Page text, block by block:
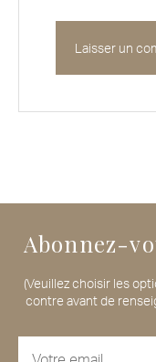
Abonnez-
(Veuillez choisir les
contre avant de